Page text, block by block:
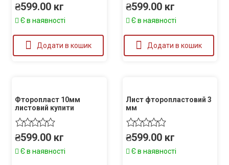
₴599.00 кг
Є в наявності
Додати в кошик
₴599.00 кг
Є в наявності
Додати в кошик
Фторопласт 10мм
листовий купити
₴599.00 кг
Є в наявності
Лист фторопластовий 3
мм
₴599.00 кг
Є в наявності